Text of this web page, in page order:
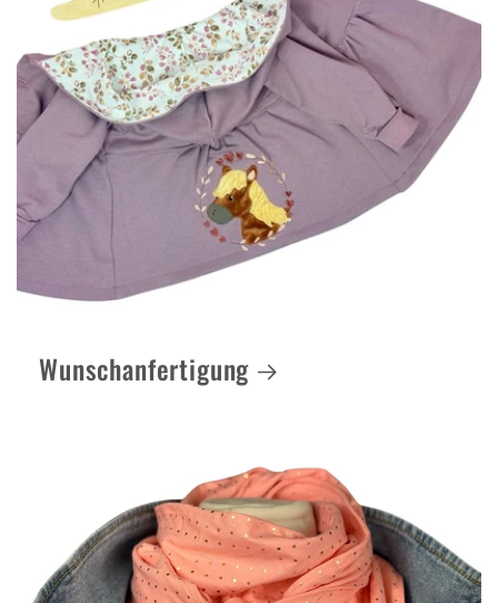
Wunschanfertigung